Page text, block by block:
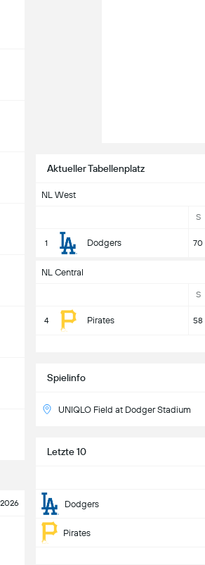
Aktueller Tabellenplatz
NL West
S
1 Dodgers 70
NL Central
S
4 Pirates 58
Spielinfo
UNIQLO Field at Dodger Stadium
Letzte 10
Dodgers
Pirates